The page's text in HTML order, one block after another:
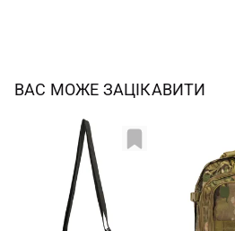
ВАС МОЖЕ ЗАЦІКАВИТИ